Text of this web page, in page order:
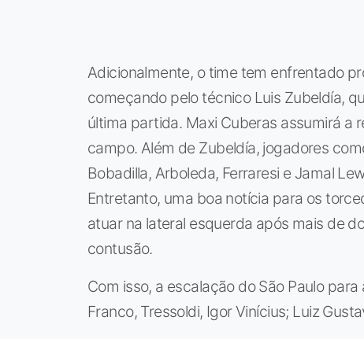
Adicionalmente, o time tem enfrentado
começando pelo técnico Luis Zubeldía,
última partida. Maxi Cuberas assumirá a
campo. Além de Zubeldía, jogadores
Bobadilla, Arboleda, Ferraresi e Jamal
Entretanto, uma boa notícia para os
atuar na lateral esquerda após mais de
contusão.
Com isso, a escalação do São Paulo
Franco, Tressoldi, Igor Vinícius; Luiz